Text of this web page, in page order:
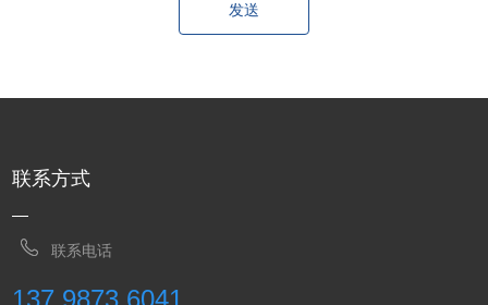
发送
联系方式
联系电话
137 9873 6041